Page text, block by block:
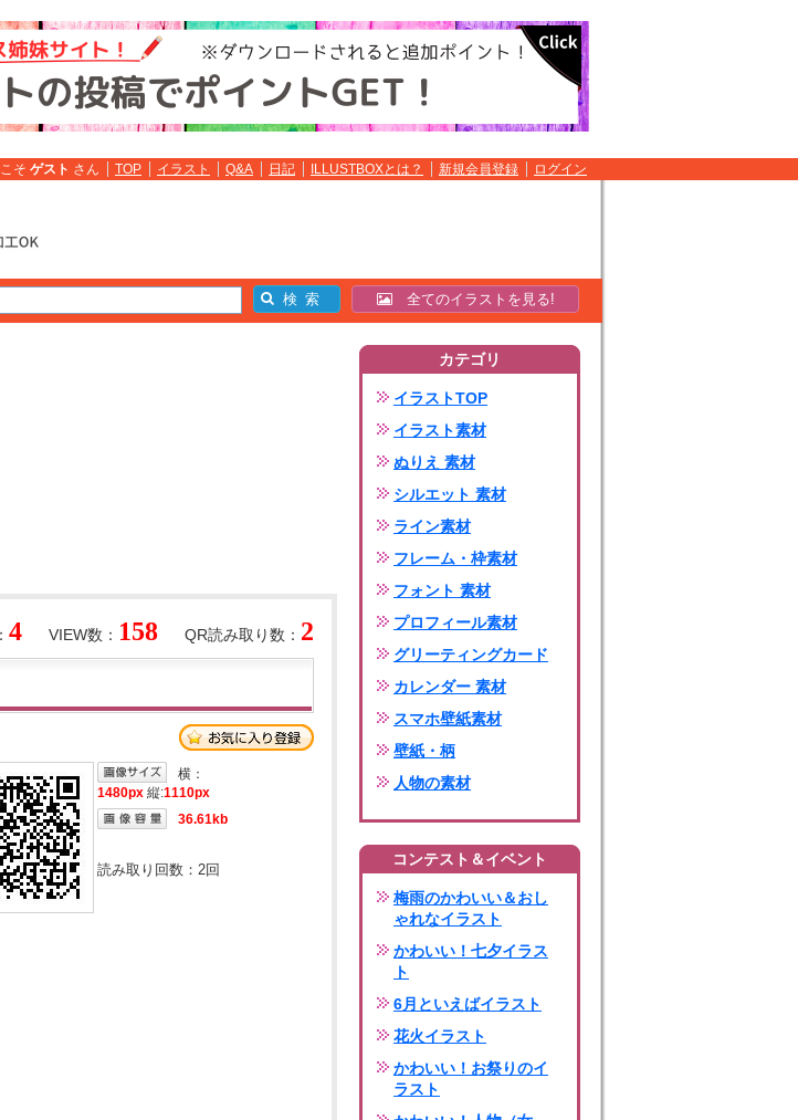
そ ゲスト さん TOP イラスト Q&A 日記 ILLUSTBOXとは？ 新規会員登録 ログイン
全てのイラストを見る!
QR読み取り数： 2
VIEW数： 158
4
横：
1480px 縦:1110px
36.61kb
読み取り回数： 2回
カテゴリ
イラストTOP
イラスト素材
ぬりえ 素材
シルエット 素材
ライン素材
フレーム・枠素材
フォント 素材
プロフィール素材
グリーティングカード
カレンダー 素材
スマホ壁紙素材
壁紙・柄
人物の素材
コンテスト＆イベント
梅雨のかわいい＆おし
ゃれなイラスト
かわいい！七夕イラス
ト
6月といえばイラスト
花火イラスト
かわいい！お祭りのイ
ラスト